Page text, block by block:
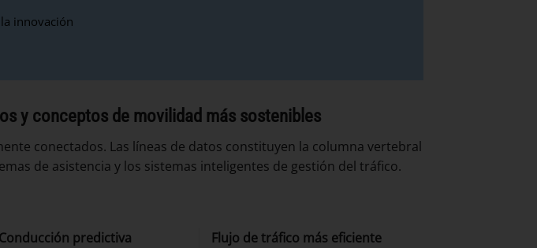
innovación
y conceptos de movilidad más sostenibles
conectados. Las líneas de datos constituyen la columna vertebral
de asistencia y los sistemas inteligentes de gestión del tráfico.
Conducción predictiva Flujo de tráfico más eficiente